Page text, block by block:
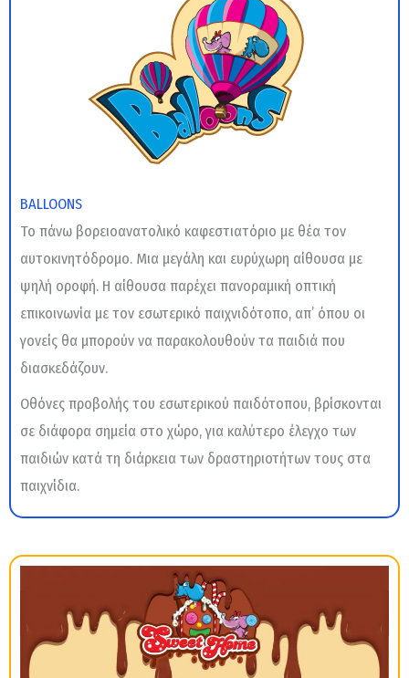
BALLOONS
Το πάνω βορειοανατολικό καφεστιατόριο με θέα τον
αυτοκινητόδρομο. Μια μεγάλη και ευρύχωρη αίθουσα με
ψηλή οροφή. Η αίθουσα παρέχει πανοραμική οπτική
επικοινωνία με τον εσωτερικό παιχνιδότοπο, απ’ όπου οι
γονείς θα μπορούν να παρακολουθούν τα παιδιά που
διασκεδάζουν.
Οθόνες προβολής του εσωτερικού παιδότοπου, βρίσκονται
σε διάφορα σημεία στο χώρο, για καλύτερο έλεγχο των
παιδιών κατά τη διάρκεια των δραστηριοτήτων τους στα
παιχνίδια.